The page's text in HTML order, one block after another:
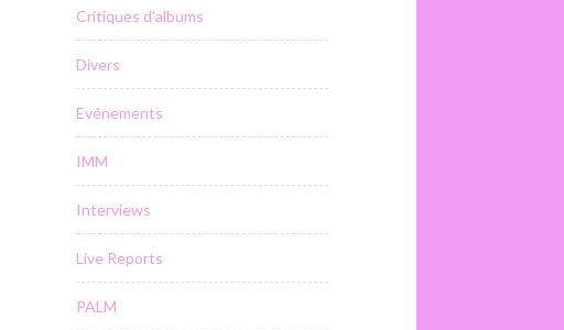
Critiques d'albums
Divers
Evénements
IMM
Interviews
Live Reports
PALM